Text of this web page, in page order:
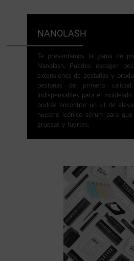
NANOLASH
Te presentamos la gama de
Nanolash. Puedes escoger
extensiones de pestañas y
pestañas de primera
indispensables para el
podrás encontrar un kit de
nuestro icónico sérum para
gruesas y fuertes.